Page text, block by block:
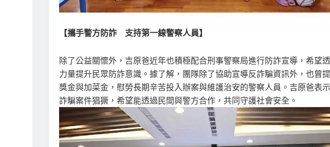
【攜手警方防詐 支持第一線警察人員】
除了公益關懷外，吉原爸近年也積極配合刑事警察局進行防詐宣導，希望
力量提升民眾防詐意識。據了解，團隊除了協助宣導反詐騙資訊外，也曾
獎金與加菜金，慰勞長期辛苦投入辦案與維護治安的警察人員。吉原爸表
詐騙案件猖獗，希望能透過民間與警方合作，共同守護社會安全。